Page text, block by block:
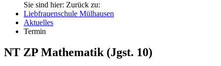
Sie sind hier: Zurück zu:
Liebfrauenschule Mülhausen
Aktuelles
Termin
NT ZP Mathematik (Jgst. 10)